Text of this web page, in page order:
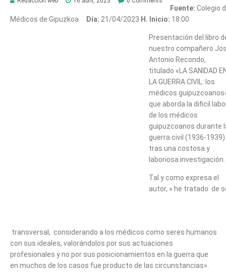
Fuente: Colegio
Médicos de Gipuzkoa
Día: 21/04/2023 H. Inicio: 18:00
Presentación del libro
nuestro compañero
Antonio Recondo,
titulado «LA SANIDAD
LA GUERRA CIVIL: los
médicos
que aborda la dificil
de los médicos
guipuzcoanos durante
guerra civil (1936-1939)
tras una costosa y
laboriosa investigación.
Tal y como expresa el
autor, » he tratado de
transversal, considerando a los médicos como seres humanos
con sus ideales, valorándolos por sus actuaciones
profesionales y no por sus posicionamientos en la guerra que
en muchos de los casos fue producto de las circunstancias».